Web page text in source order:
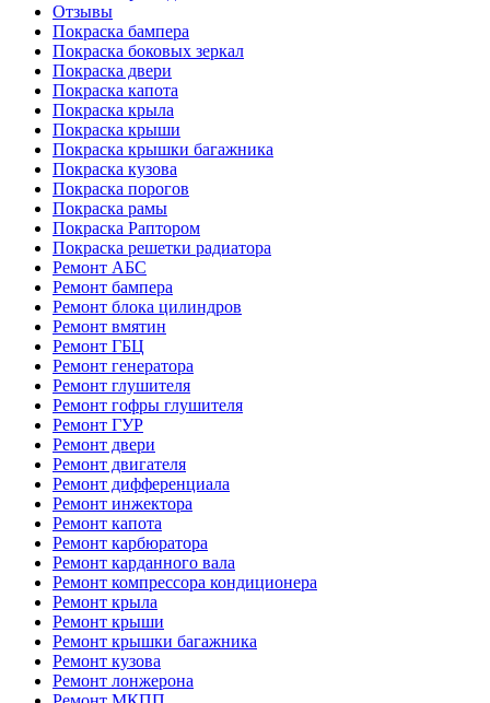
Отзывы
Покраска бампера
Покраска боковых зеркал
Покраска двери
Покраска капота
Покраска крыла
Покраска крыши
Покраска крышки багажника
Покраска кузова
Покраска порогов
Покраска рамы
Покраска Раптором
Покраска решетки радиатора
Ремонт АБС
Ремонт бампера
Ремонт блока цилиндров
Ремонт вмятин
Ремонт ГБЦ
Ремонт генератора
Ремонт глушителя
Ремонт гофры глушителя
Ремонт ГУР
Ремонт двери
Ремонт двигателя
Ремонт дифференциала
Ремонт инжектора
Ремонт капота
Ремонт карбюратора
Ремонт карданного вала
Ремонт компрессора кондиционера
Ремонт крыла
Ремонт крыши
Ремонт крышки багажника
Ремонт кузова
Ремонт лонжерона